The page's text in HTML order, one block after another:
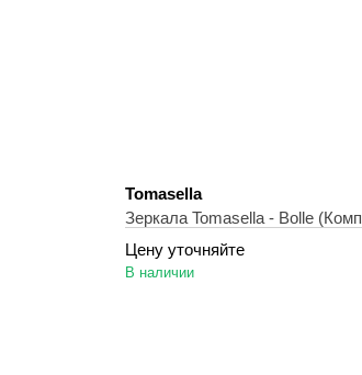
Tomasella
Зеркала Tomasella - Bolle
Цену уточняйте
В наличии